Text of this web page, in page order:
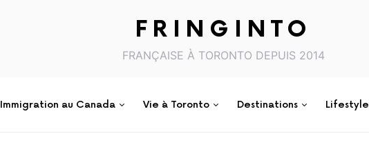
FRINGINTO
FRANÇAISE À TORONTO DEPUIS 2014
Immigration au Canada Vie à Toronto Destinations Lifestyle